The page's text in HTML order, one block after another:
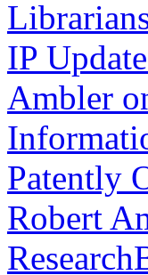
IP
Ambler
Patently
Robert